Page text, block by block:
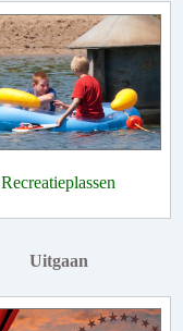
Recreatieplassen
Uitgaan